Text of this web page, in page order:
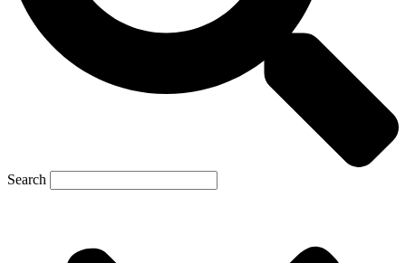
Search